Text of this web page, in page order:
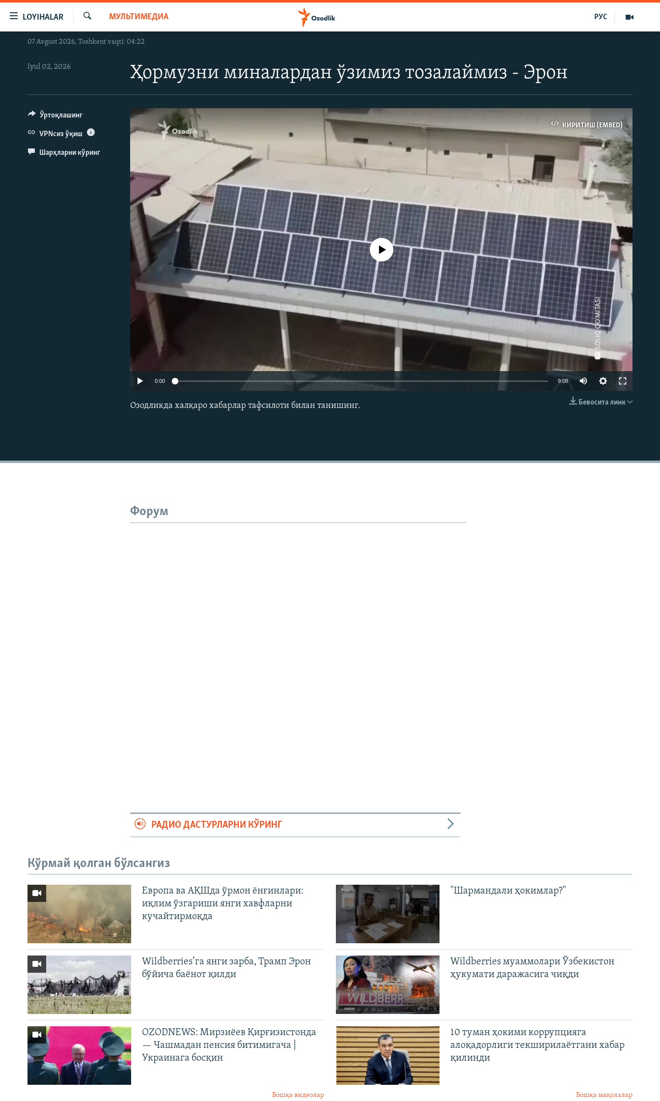
Бош
мавзуларга
навигацияга
Қидиришга
LOYIHALAR
OZODLIK SURISHTIRUVLARI
OZODVIDEO
Излаш
МУЛЬТИМЕДИА РУС
07 Avgust 2026, Toshkent vaqti: 04:22
Ҳормузни миналардан ўзимиз тозалаймиз - Эрон
Iyul 02, 2026
КИРИТИШ (EMBED)
Айни дамда медиа-манба мавжуд эмас
0:00 9:08
Бевосита линк
Озодликда халқаро хабарлар тафсилоти билан танишинг.
Ўртоқлашинг
VPNсиз ўқиш
Шарҳларни кўринг
Форум
РАДИО ДАСТУРЛАРНИ КЎРИНГ
Кўрмай қолган бўлсангиз
Европа ва АҚШда ўрмон ёнғинлари:
иқлим ўзгариши янги хавфларни
кучайтирмоқда
Wildberries’га янги зарба, Трамп Эрон
бўйича баёнот қилди
OZODNEWS: Мирзиёев Қирғизистонда
— Чашмадан пенсия битимигача |
Украинага босқин
Бошқа видеолар
"Шармандали ҳокимлар?"
Wildberries муаммолари Ўзбекистон
ҳукумати даражасига чиқди
10 туман ҳокими коррупцияга
алоқадорлиги текширилаётгани хабар
қилинди
Бошқа мақолалар